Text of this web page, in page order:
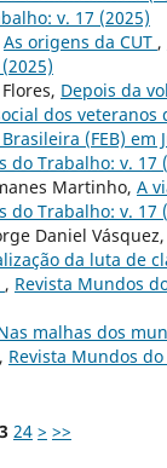
v. 17 (2025)
As origens da CUT ,
Depois da
dos veteranos
(FEB) em
do Trabalho: v. 17
Martinho, A
do Trabalho: v. 17
Daniel
da luta de
, Revista Mundos
malhas dos
, Revista Mundos
24 > >>